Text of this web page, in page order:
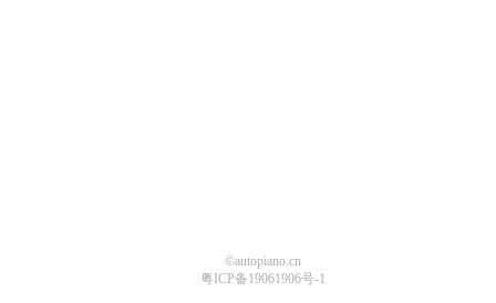
©autopiano.cn
粤ICP备19061906号-1